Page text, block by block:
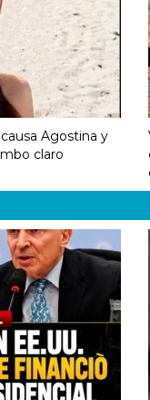
Agostina y
claro